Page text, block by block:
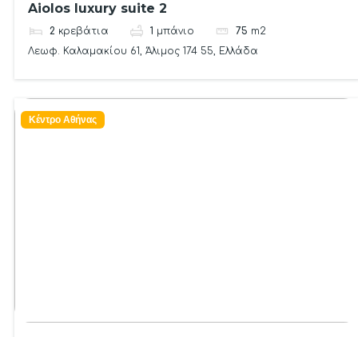
Aiolos luxury suite 2
2 κρεβάτια 1 μπάνιο 75 m2
Λεωφ. Καλαμακίου 61, Άλιμος 174 55, Ελλάδα
Κέντρο Αθήνας